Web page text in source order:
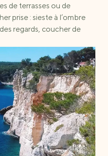
de terrasses ou de
prise : sieste à l’ombre
regards, coucher de